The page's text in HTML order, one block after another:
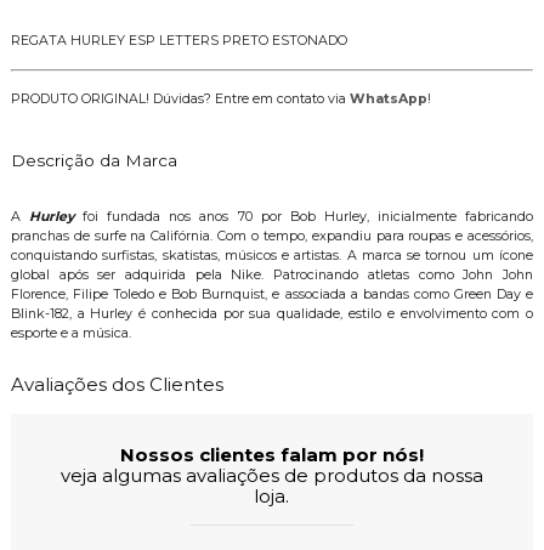
REGATA HURLEY ESP LETTERS PRETO ESTONADO
PRODUTO ORIGINAL! Dúvidas? Entre em contato via WhatsApp!
Descrição da Marca
A Hurleyfoi fundada nos anos 70 por Bob Hurley, inicialmente fabricando
pranchas de surfe na Califórnia. Com o tempo, expandiu para roupas e acessórios,
conquistando surfistas, skatistas, músicos e artistas. A marca se tornou um ícone
global após ser adquirida pela Nike. Patrocinando atletas como John John
Florence, Filipe Toledo e Bob Burnquist, e associada a bandas como Green Day e
Blink-182, a Hurley é conhecida por sua qualidade, estilo e envolvimento com o
esporte e a música.
Avaliações dos Clientes
Nossos clientes falam por nós!
veja algumas avaliações de produtos da nossa
loja.